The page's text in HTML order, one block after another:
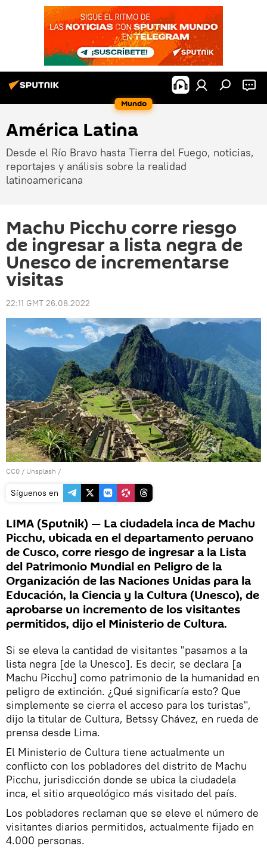
Mundo
América Latina
Desde el Río Bravo hasta Tierra del Fuego, noticias,
reportajes y análisis sobre la realidad
latinoamericana
Machu Picchu corre riesgo
de ingresar a lista negra de
Unesco de incrementarse
visitas
22:11 GMT 26.08.2022
CC0 / Unsplash /
Síguenos en
LIMA (Sputnik) — La ciudadela inca de Machu
Picchu, ubicada en el departamento peruano
de Cusco, corre riesgo de ingresar a la Lista
del Patrimonio Mundial en Peligro de la
Organización de las Naciones Unidas para la
Educación, la Ciencia y la Cultura (Unesco), de
aprobarse un incremento de los visitantes
permitidos, dijo el Ministerio de Cultura.
Si se eleva la cantidad de visitantes "pasamos a la
lista negra [de la Unesco]. Es decir, se declara [a
Machu Picchu] como patrimonio de la humanidad en
peligro de extinción. ¿Qué significaría esto? Que
simplemente se cierra el acceso para los turistas",
dijo la titular de Cultura, Betssy Chávez, en rueda de
prensa desde Lima.
El Ministerio de Cultura tiene actualmente un
conflicto con los pobladores del distrito de Machu
Picchu, jurisdicción donde se ubica la ciudadela
inca, el sitio arqueológico más visitado del país.
Los pobladores reclaman que se eleve el número de
visitantes diarios permitidos, actualmente fijado en
4.000 personas.